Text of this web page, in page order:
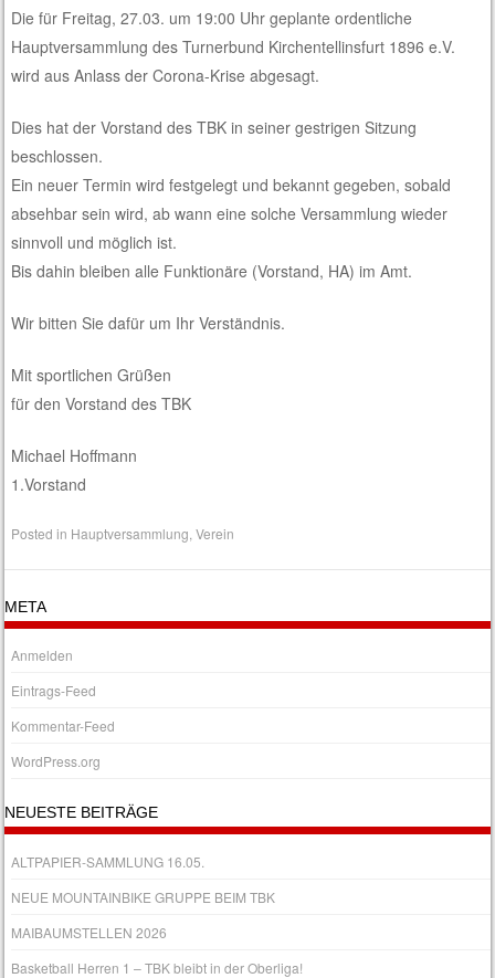
Die für Freitag, 27.03. um 19:00 Uhr geplante ordentliche
Hauptversammlung des Turnerbund Kirchentellinsfurt 1896 e.V.
wird aus Anlass der Corona-Krise abgesagt.
Dies hat der Vorstand des TBK in seiner gestrigen Sitzung
beschlossen.
Ein neuer Termin wird festgelegt und bekannt gegeben, sobald
absehbar sein wird, ab wann eine solche Versammlung wieder
sinnvoll und möglich ist.
Bis dahin bleiben alle Funktionäre (Vorstand, HA) im Amt.
Wir bitten Sie dafür um Ihr Verständnis.
Mit sportlichen Grüßen
für den Vorstand des TBK
Michael Hoffmann
1.Vorstand
Posted in Hauptversammlung ,Verein
META
Anmelden
Eintrags-Feed
Kommentar-Feed
WordPress.org
NEUESTE BEITRÄGE
ALTPAPIER-SAMMLUNG 16.05.
NEUE MOUNTAINBIKE GRUPPE BEIM TBK
MAIBAUMSTELLEN 2026
Basketball Herren 1 – TBK bleibt in der Oberliga!